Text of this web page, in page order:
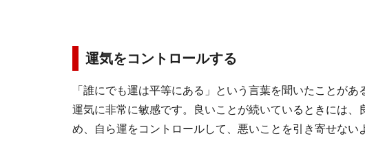
運気をコントロールする
「誰にでも運は平等にある」という言葉を聞いたことが
運気に非常に敏感です。良いことが続いているときには
め、自ら運をコントロールして、悪いことを引き寄せない